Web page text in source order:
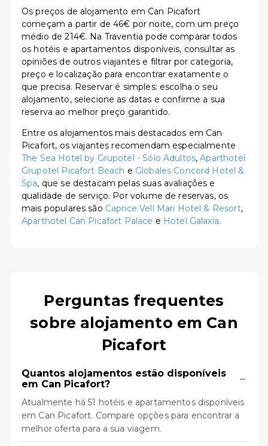
Os preços de alojamento em Can Picafort
começam a partir de 46€ por noite, com um preço
médio de 214€. Na Traventia pode comparar todos
os hotéis e apartamentos disponíveis, consultar as
opiniões de outros viajantes e filtrar por categoria,
preço e localização para encontrar exatamente o
que precisa. Reservar é simples: escolha o seu
alojamento, selecione as datas e confirme a sua
reserva ao melhor preço garantido.
Entre os alojamentos mais destacados em Can
Picafort, os viajantes recomendam especialmente
The Sea Hotel by Grupotel - Sólo Adultos,Aparthotel
Grupotel Picafort Beach e Globales Concord Hotel &
Spa, que se destacam pelas suas avaliações e
qualidade de serviço. Por volume de reservas, os
mais populares são Caprice Vell Mari Hotel & Resort,
Aparthotel Can Picafort Palace e Hotel Galaxia.
Perguntas frequentes
sobre alojamento em Can
Picafort
Quantos alojamentos estão disponíveis
em Can Picafort?
−
Atualmente há 51 hotéis e apartamentos disponíveis
em Can Picafort. Compare opções para encontrar a
melhor oferta para a sua viagem.